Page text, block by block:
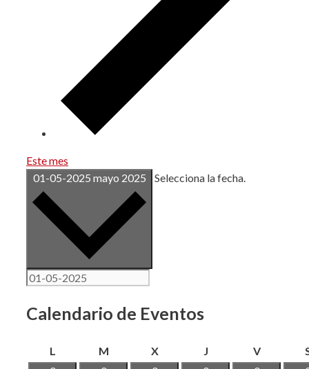
Este mes
01-05-2025 mayo 2025 Selecciona la fecha.
Calendario de Eventos
L Mmartes XmiércolesJjueves Vviernes